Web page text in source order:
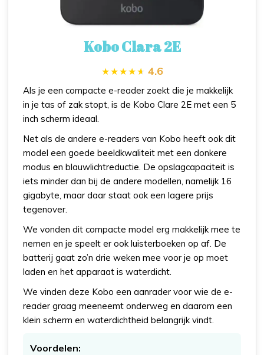
Kobo Clara 2E
4.6
Als je een compacte e-reader zoekt die je makkelijk
in je tas of zak stopt, is de Kobo Clare 2E met een 5
inch scherm ideaal.
Net als de andere e-readers van Kobo heeft ook dit
model een goede beeldkwaliteit met een donkere
modus en blauwlichtreductie. De opslagcapaciteit is
iets minder dan bij de andere modellen, namelijk 16
gigabyte, maar daar staat ook een lagere prijs
tegenover.
We vonden dit compacte model erg makkelijk mee te
nemen en je speelt er ook luisterboeken op af. De
batterij gaat zo’n drie weken mee voor je op moet
laden en het apparaat is waterdicht.
We vinden deze Kobo een aanrader voor wie de e-
reader graag meeneemt onderweg en daarom een
klein scherm en waterdichtheid belangrijk vindt.
Voordelen: